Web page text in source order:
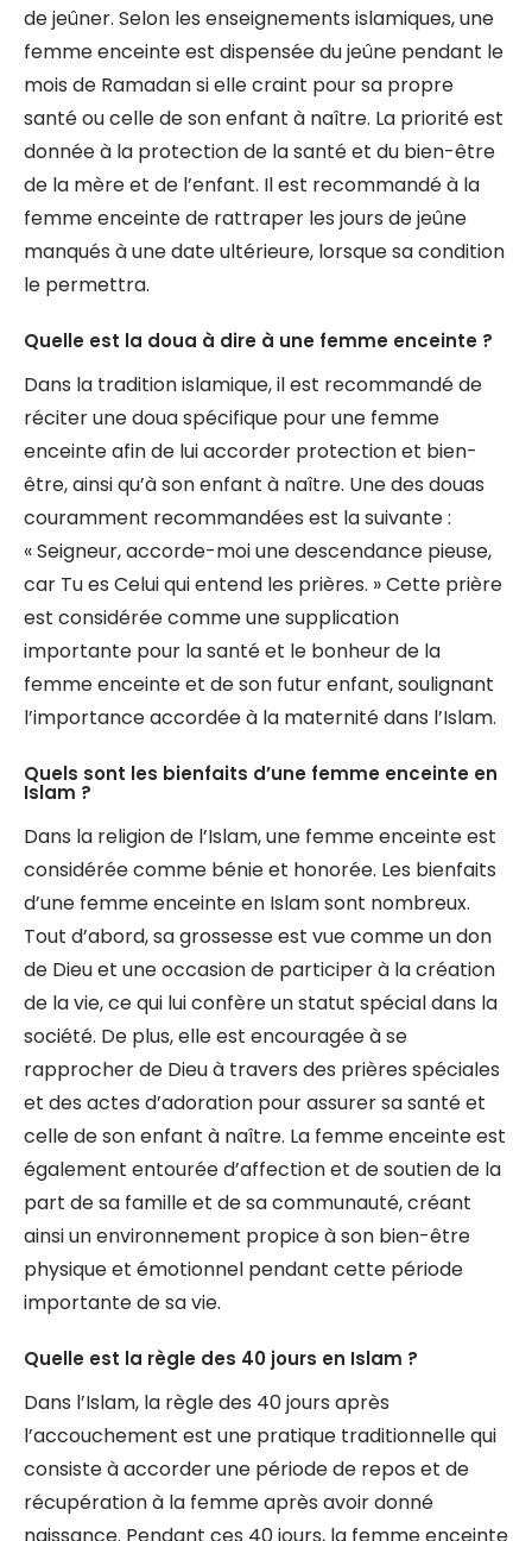
de jeûner. Selon les enseignements islamiques, une
femme enceinte est dispensée du jeûne pendant le
mois de Ramadan si elle craint pour sa propre
santé ou celle de son enfant à naître. La priorité est
donnée à la protection de la santé et du bien-être
de la mère et de l’enfant. Il est recommandé à la
femme enceinte de rattraper les jours de jeûne
manqués à une date ultérieure, lorsque sa condition
le permettra.
Quelle est la doua à dire à une femme enceinte ?
Dans la tradition islamique, il est recommandé de
réciter une doua spécifique pour une femme
enceinte afin de lui accorder protection et bien-
être, ainsi qu’à son enfant à naître. Une des douas
couramment recommandées est la suivante :
« Seigneur, accorde-moi une descendance pieuse,
car Tu es Celui qui entend les prières. » Cette prière
est considérée comme une supplication
importante pour la santé et le bonheur de la
femme enceinte et de son futur enfant, soulignant
l’importance accordée à la maternité dans l’Islam.
Quels sont les bienfaits d’une femme enceinte en
Islam ?
Dans la religion de l’Islam, une femme enceinte est
considérée comme bénie et honorée. Les bienfaits
d’une femme enceinte en Islam sont nombreux.
Tout d’abord, sa grossesse est vue comme un don
de Dieu et une occasion de participer à la création
de la vie, ce qui lui confère un statut spécial dans la
société. De plus, elle est encouragée à se
rapprocher de Dieu à travers des prières spéciales
et des actes d’adoration pour assurer sa santé et
celle de son enfant à naître. La femme enceinte est
également entourée d’affection et de soutien de la
part de sa famille et de sa communauté, créant
ainsi un environnement propice à son bien-être
physique et émotionnel pendant cette période
importante de sa vie.
Quelle est la règle des 40 jours en Islam ?
Dans l’Islam, la règle des 40 jours après
l’accouchement est une pratique traditionnelle qui
consiste à accorder une période de repos et de
récupération à la femme après avoir donné